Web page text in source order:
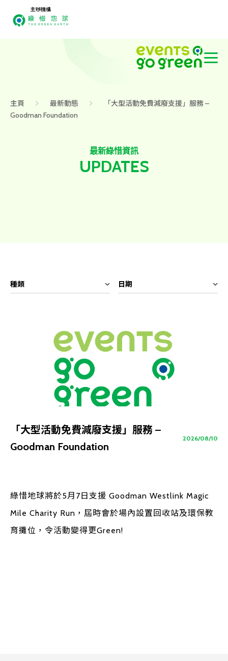
主辦機構
主頁 最新動態
「大型活動免費減廢支援」服務 –
Goodman Foundation
最新綠惜資訊
UPDATES
「大型活動免費減廢支援」服務 –
Goodman Foundation
2026/08/10
綠惜地球將於5月7日支援 Goodman Westlink Magic
Mile Charity Run，屆時會於場內設置回收站及環保教
育攤位，令活動變得更Green!
種類 日期